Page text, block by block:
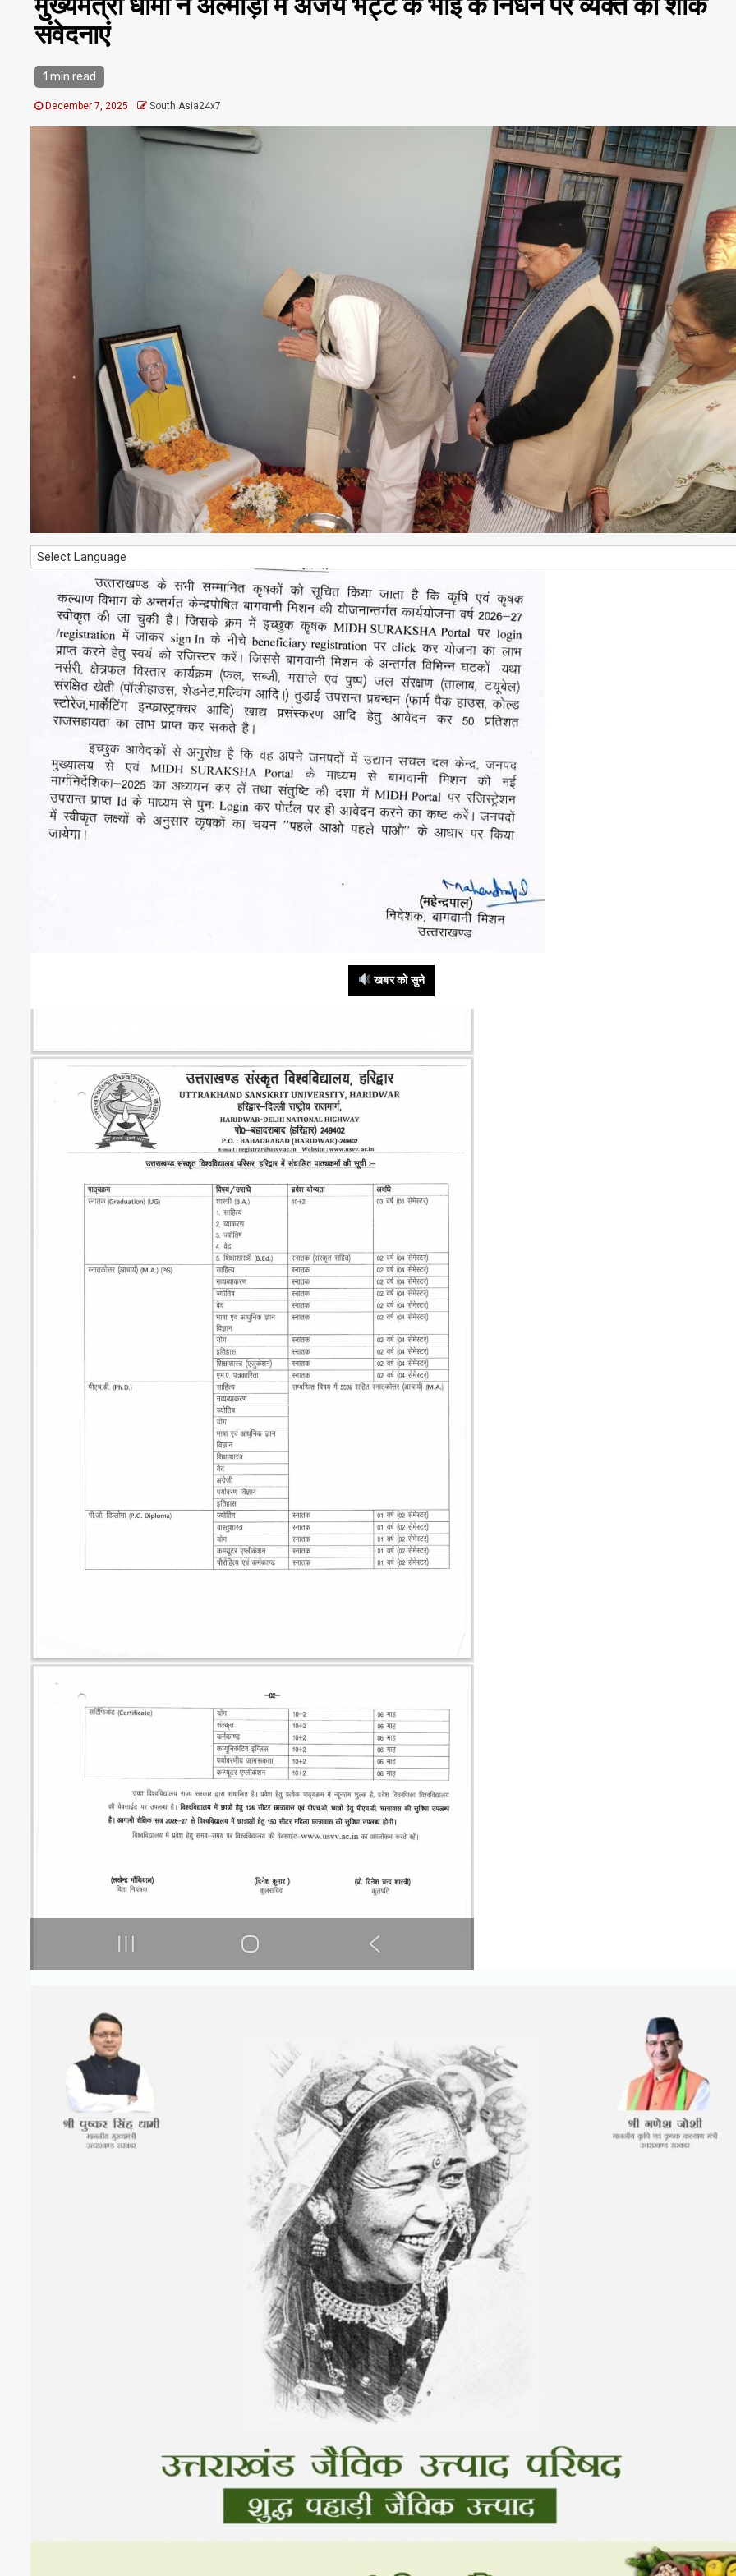
संवेदनाएं
1 min read
December 7, 2025 South Asia24x7
खबर को सुने